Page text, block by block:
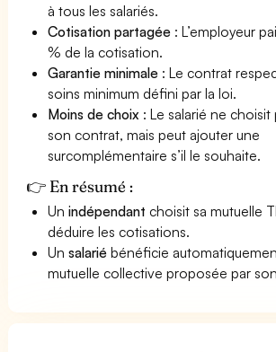
à tous les salariés.
Cotisation partagée : L’employeur
% de la cotisation.
Garantie minimale : Le contrat
soins minimum défini par la loi.
Moins de choix : Le salarié ne
son contrat, mais peut ajouter une
surcomplémentaire s’il le souhaite.
👉 En résumé :
Unindépendant choisit sa mutuelle
déduire les cotisations.
Unsalarié bénéficie
mutuelle collective proposée par